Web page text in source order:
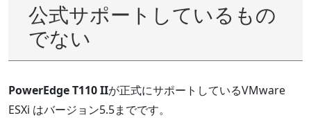
公式サポートしているもの
でない
PowerEdge T110 IIが正式にサポートしているVMware
ESXi はバージョン5.5までです。